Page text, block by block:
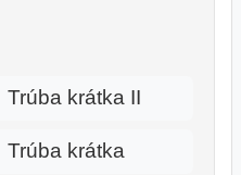
Trúba krátka II
Trúba krátka